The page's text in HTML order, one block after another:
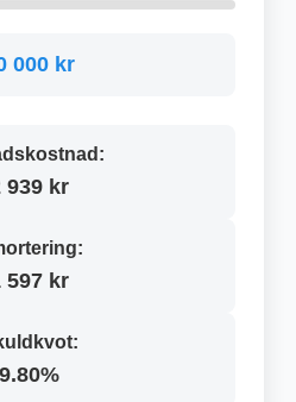
000 kr
939 kr
597 kr
9.80%